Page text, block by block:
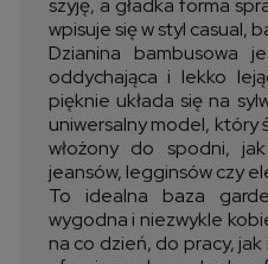
wpisuje się w styl casual,
Dzianina bambusowa
oddychająca i lekko
pięknie układa się na
uniwersalny model, który
włożony do spodni,
jeansów, legginsów czy
To idealna baza
wygodna i niezwykle
na co dzień, do pracy,